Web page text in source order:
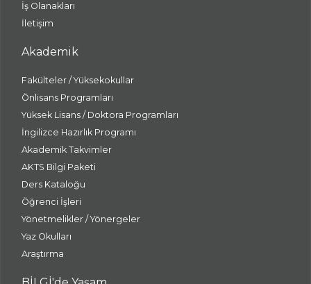
İş Olanakları
İletişim
Akademik
Fakülteler / Yüksekokullar
Önlisans Programları
Yüksek Lisans / Doktora Programları
İngilizce Hazırlık Programı
Akademik Takvimler
AKTS Bilgi Paketi
Ders Kataloğu
Öğrenci İşleri
Yönetmelikler / Yönergeler
Yaz Okulları
Araştırma